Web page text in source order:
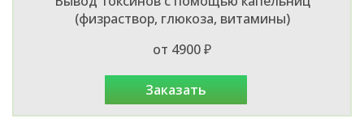
(физраствор, глюкоза, витамины)
от 4900 ₽
заказать